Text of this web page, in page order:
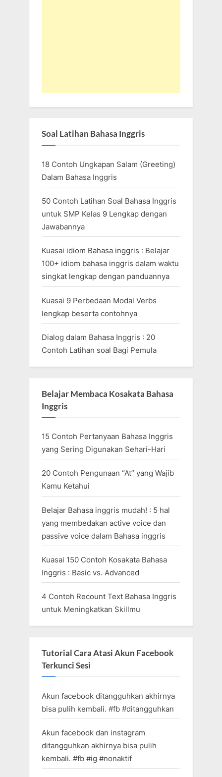
Soal Latihan Bahasa Inggris
18 Contoh Ungkapan Salam (Greeting)
Dalam Bahasa Inggris
50 Contoh Latihan Soal Bahasa Inggris
untuk SMP Kelas 9 Lengkap dengan
Jawabannya
Kuasai idiom Bahasa inggris : Belajar
100+ idiom bahasa inggris dalam waktu
singkat lengkap dengan panduannya
Kuasai 9 Perbedaan Modal Verbs
lengkap beserta contohnya
Dialog dalam Bahasa Inggris : 20
Contoh Latihan soal Bagi Pemula
Belajar Membaca Kosakata Bahasa
Inggris
15 Contoh Pertanyaan Bahasa Inggris
yang Sering Digunakan Sehari-Hari
20 Contoh Pengunaan “At” yang Wajib
Kamu Ketahui
Belajar Bahasa inggris mudah! : 5 hal
yang membedakan active voice dan
passive voice dalam Bahasa inggris
Kuasai 150 Contoh Kosakata Bahasa
Inggris : Basic vs. Advanced
4 Contoh Recount Text Bahasa Inggris
untuk Meningkatkan Skillmu
Tutorial Cara Atasi Akun Facebook
Terkunci Sesi
Akun facebook ditangguhkan akhirnya
bisa pulih kembali. #fb #ditangguhkan
Akun facebook dan instagram
ditangguhkan akhirnya bisa pulih
kembali. #fb #ig #nonaktif